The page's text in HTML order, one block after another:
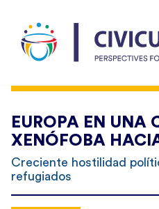
EUROPA EN UNA
XENÓFOBA
Creciente hostilidad
refugiados